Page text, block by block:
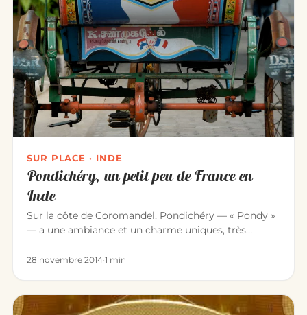
SUR PLACE · INDE
Pondichéry, un petit peu de France en
Inde
Sur la côte de Coromandel, Pondichéry — « Pondy »
— a une ambiance et un charme uniques, très
28 novembre 2014·1 min